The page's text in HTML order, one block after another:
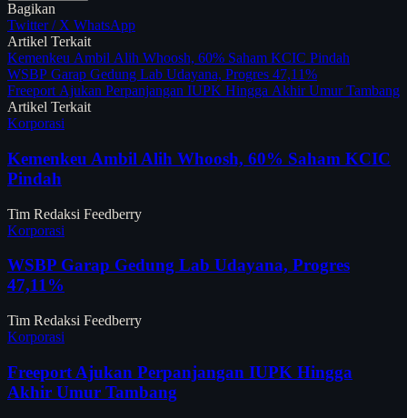
Bagikan
Twitter / X WhatsApp
Artikel Terkait
Kemenkeu Ambil Alih Whoosh, 60% Saham KCIC Pindah
WSBP Garap Gedung Lab Udayana, Progres 47,11%
Freeport Ajukan Perpanjangan IUPK Hingga Akhir Umur Tambang
Artikel Terkait
Korporasi
Kemenkeu Ambil Alih Whoosh, 60% Saham KCIC
Pindah
Tim Redaksi Feedberry
Korporasi
WSBP Garap Gedung Lab Udayana, Progres
47,11%
Tim Redaksi Feedberry
Korporasi
Freeport Ajukan Perpanjangan IUPK Hingga
Akhir Umur Tambang